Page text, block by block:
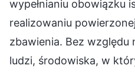
wypełnianiu obowiązku
realizowaniu
zbawienia. Bez względu
ludzi, środowiska, w